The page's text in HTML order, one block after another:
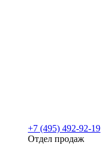
+7 (495) 492-92-19
Отдел продаж